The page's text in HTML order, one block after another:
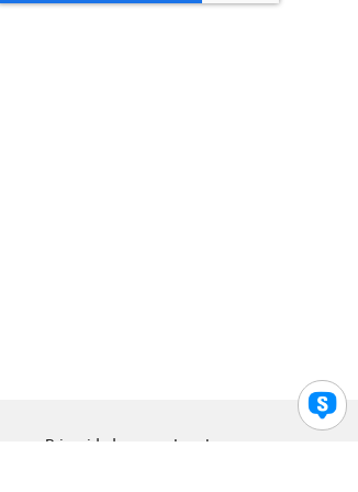
Privacidad Legal